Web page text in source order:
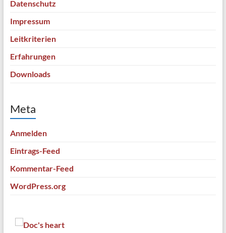
Datenschutz
Impressum
Leitkriterien
Erfahrungen
Downloads
Meta
Anmelden
Eintrags-Feed
Kommentar-Feed
WordPress.org